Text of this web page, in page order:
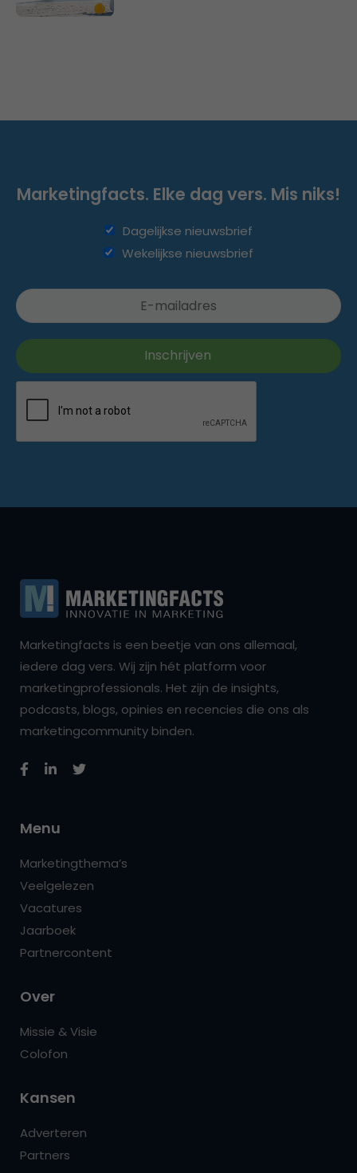
Marketingfacts. Elke dag vers. Mis niks!
Dagelijkse nieuwsbrief
Wekelijkse nieuwsbrief
Marketingfacts is een beetje van ons allemaal,
iedere dag vers. Wij zijn hét platform voor
marketingprofessionals. Het zijn de insights,
podcasts, blogs, opinies en recencies die ons als
marketingcommunity binden.
Menu
Marketingthema’s
Veelgelezen
Vacatures
Jaarboek
Partnercontent
Over
Missie & Visie
Colofon
Kansen
Adverteren
Partners